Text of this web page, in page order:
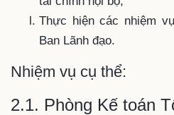
Thực hiện các nhiệm
Ban Lãnh đạo.
Nhiệm vụ cụ thể:
2.1. Phòng Kế toán